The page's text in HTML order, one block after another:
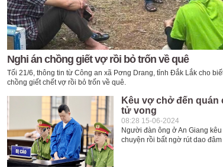
Nghi án chồng giết vợ rồi bỏ trốn về quê
Tối 21/6, thông tin từ Công an xã Pơng Drang, tỉnh Đắk Lắk cho
chồng giết chết vợ rồi bỏ trốn về quê.
Kêu vợ chở đến quán
tử vong
08:28 15-06-2024
Người đàn ông ở An Giang
chuyện rồi bất ngờ rút dao